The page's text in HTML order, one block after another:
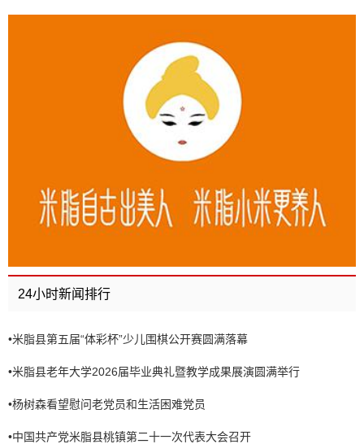
24小时新闻排行
•米脂县第五届“体彩杯”少儿围棋公开赛圆满落幕
•米脂县老年大学2026届毕业典礼暨教学成果展演圆满举行
•杨树森看望慰问老党员和生活困难党员
•中国共产党米脂县桃镇第二十一次代表大会召开